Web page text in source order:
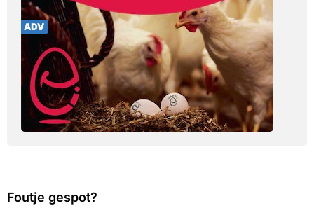
Foutje gespot?